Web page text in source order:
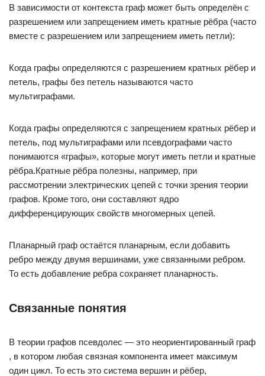
В зависимости от контекста граф может быть определён с
разрешением или запрещением иметь кратные рёбра (часто
вместе с разрешением или запрещением иметь петли):
Когда графы определяются с разрешением кратных рёбер и
петель, графы без петель называются часто
мультиграфами.
Когда графы определяются c запрещением кратных рёбер и
петель, под мультиграфами или псевдографами часто
понимаются «графы», которые могут иметь петли и кратные
рёбра.Кратные рёбра полезны, например, при
рассмотрении электрических цепей с точки зрения теории
графов. Кроме того, они составляют ядро
дифференцирующих свойств многомерных цепей.
Планарный граф остаётся планарным, если добавить
ребро между двумя вершинами, уже связанными ребром.
То есть добавление ребра сохраняет планарность.
Связанные понятия
В теории графов псевдолес — это неориентированный граф
, в котором любая связная компонента имеет максимум
один цикл. То есть это система вершин и рёбер,